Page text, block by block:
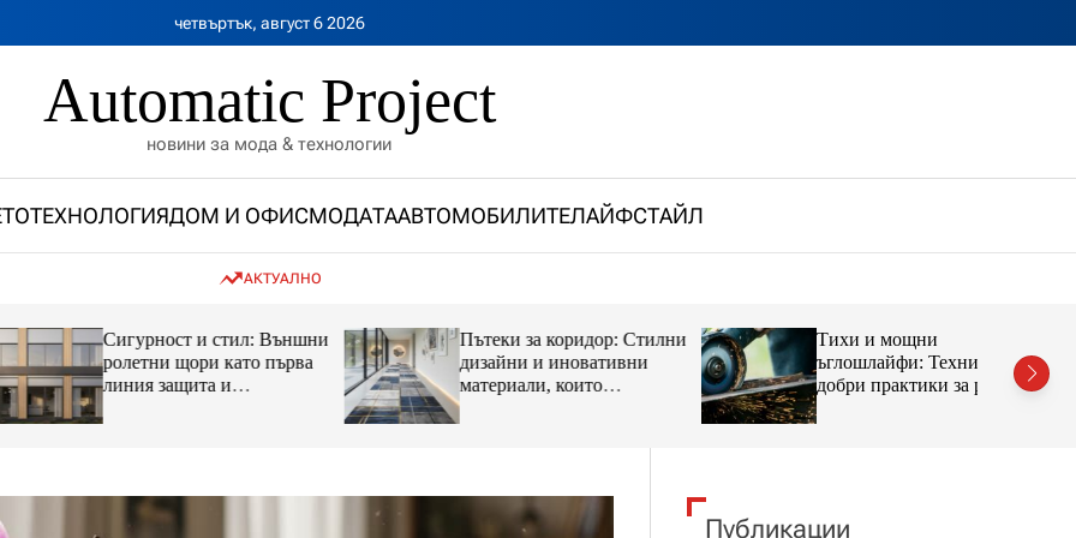
четвъртък, август 6 2026
Automatic Project
новини за мода & технологии
ТЕХНОЛОГИЯДОМ И ОФИСМОДАТААВТОМОБИЛИТЕЛАЙФСТАЙЛ
АКТУАЛНО
Сигурност и стил: Външни
ролетни щори като първа
линия защита и
инвестиция в имота
Пътеки за коридор: Стилни
дизайни и иновативни
материали, които
преобразяват интериора
Тихи и мощни
ъглошлайфи: Техники и
добри практики за работа в
градска среда
Публикации